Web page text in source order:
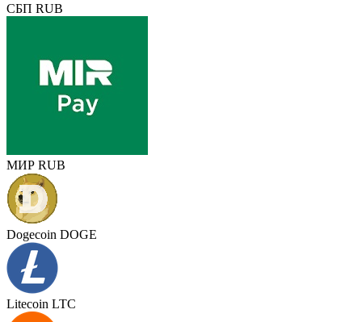
СБП RUB
МИР RUB
Dogecoin DOGE
Litecoin LTC